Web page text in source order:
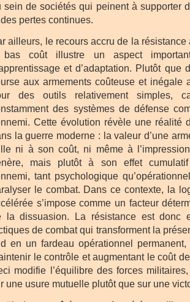
sein de sociétés qui peinent à supporter
pertes continues.
ailleurs, le recours accru de la résistance
coût illustre un aspect
et d’adaptation. Plutôt que
aux armements coûteuse et inégale
des outils relativement simples,
des systèmes de défense
Cette évolution révèle une réalité
la guerre moderne : la valeur d’une
ni à son coût, ni même à
mais plutôt à son effet
tant psychologique
le combat. Dans ce contexte, la
s’impose comme un facteur
la dissuasion. La résistance est donc
de combat qui transforment la
en un fardeau opérationnel
le contrôle et augmentant le coût
modifie l’équilibre des forces
une usure mutuelle plutôt que sur une